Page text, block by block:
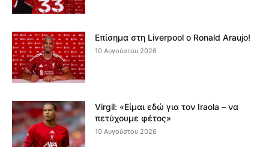
Επίσημα στη Liverpool ο Ronald Araujo!
10 Αυγούστου 2026
Virgil: «Είμαι εδώ για τον Iraola – να
πετύχουμε φέτος»
10 Αυγούστου 2026